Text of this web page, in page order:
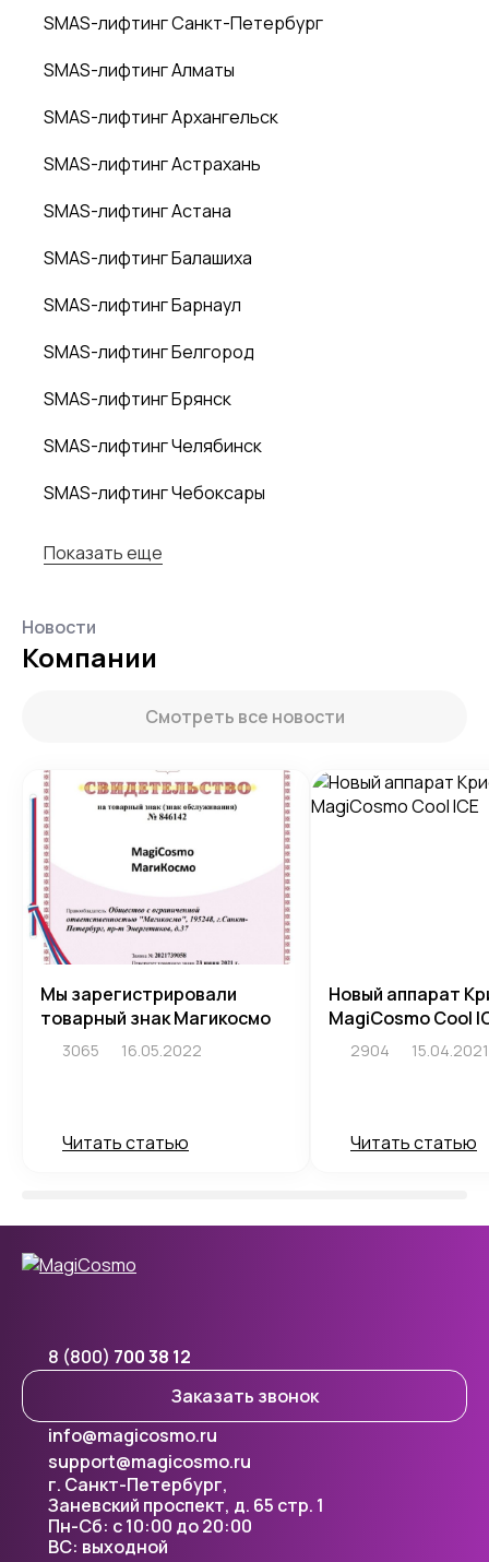
SMAS-лифтинг Санкт-Петербург
SMAS-лифтинг Алматы
SMAS-лифтинг Архангельск
SMAS-лифтинг Астрахань
SMAS-лифтинг Астана
SMAS-лифтинг Балашиха
SMAS-лифтинг Барнаул
SMAS-лифтинг Белгород
SMAS-лифтинг Брянск
SMAS-лифтинг Челябинск
SMAS-лифтинг Чебоксары
Показать еще
Новости
Компании
Смотреть все новости
Мы зарегистрировали
товарный знак Магикосмо
3065 16.05.2022
Читать статью
Новый аппарат
MagiCosmo Cool
2904 15.04.2021
Читать статью
8 (800) 700 38 12
Заказать звонок
г. Санкт-Петербург,
Заневский проспект, д. 65 стр. 1
info@magicosmo.ru
support@magicosmo.ru
Пн-Сб: с 10:00 до 20:00
ВС: выходной